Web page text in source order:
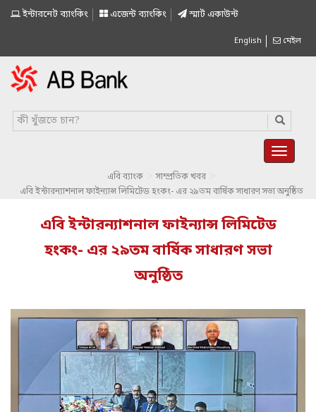
ইন্টারনেট ব্যাংকিং এজেন্ট ব্যাংকিং স্মাৰ্ট একাউন্ট
English মেইল
এবি ব্যাংক সাম্প্রতিক খবর
এবি ইন্টারন্যাশনাল ফাইন্যান্স লিমিটেড হংকং- এর ২৯তম বার্ষিক সাধারণ সভা অনুষ্ঠিত
এবি ইন্টারন্যাশনাল ফাইন্যান্স লিমিটেড
হংকং- এর ২৯তম বার্ষিক সাধারণ সভা
অনুষ্ঠিত